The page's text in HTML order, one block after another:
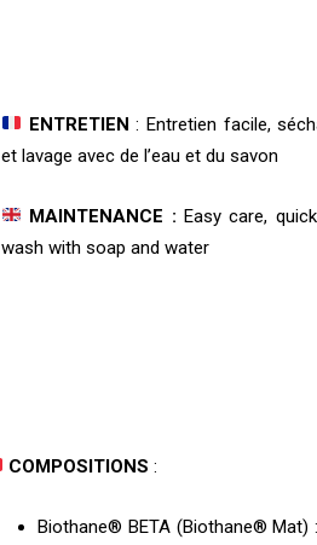
ENTRETIEN : Entretien facile,
et lavage avec de l’eau et du savon
MAINTENANCE :Easy care,
wash with soap and water
COMPOSITIONS :
Biothane® BETA (Biothane® Mat)